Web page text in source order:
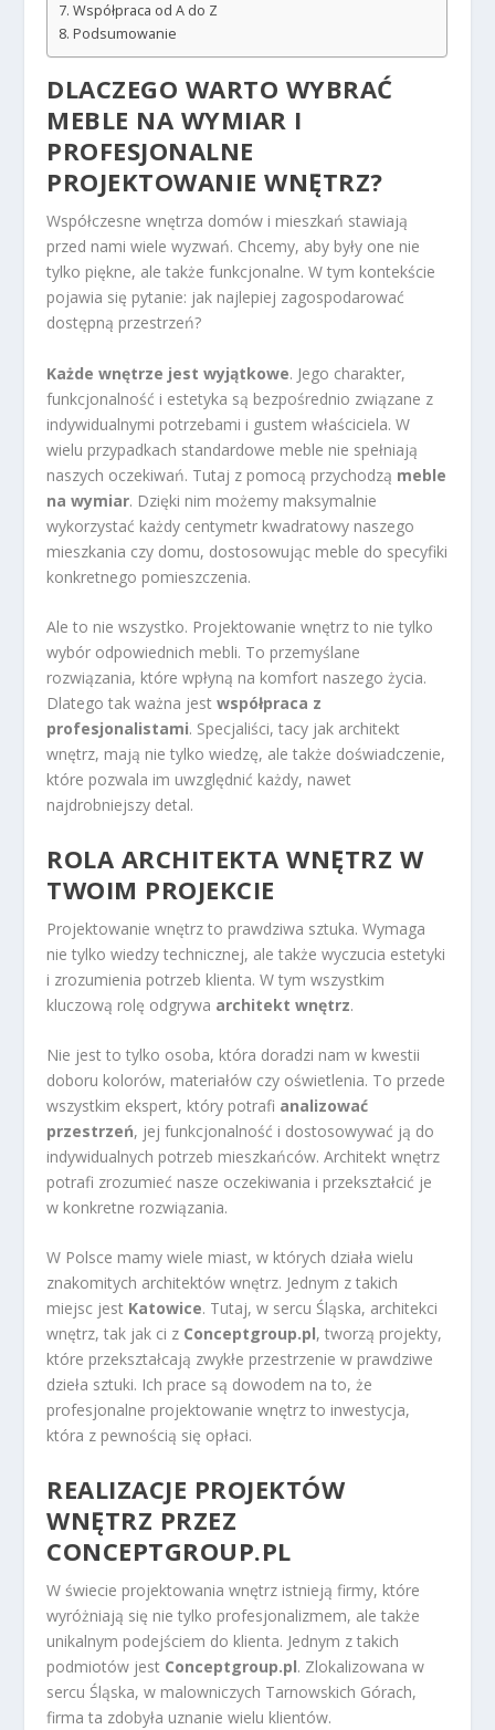
Współpraca od A do Z
Podsumowanie
DLACZEGO WARTO WYBRAĆ
MEBLE NA WYMIAR I
PROFESJONALNE
PROJEKTOWANIE WNĘTRZ?
Współczesne wnętrza domów i mieszkań stawiają
przed nami wiele wyzwań. Chcemy, aby były one nie
tylko piękne, ale także funkcjonalne. W tym kontekście
pojawia się pytanie: jak najlepiej zagospodarować
dostępną przestrzeń?
Każde wnętrze jest wyjątkowe. Jego charakter,
funkcjonalność i estetyka są bezpośrednio związane z
indywidualnymi potrzebami i gustem właściciela. W
wielu przypadkach standardowe meble nie spełniają
naszych oczekiwań. Tutaj z pomocą przychodzą meble
na wymiar. Dzięki nim możemy maksymalnie
wykorzystać każdy centymetr kwadratowy naszego
mieszkania czy domu, dostosowując meble do specyfiki
konkretnego pomieszczenia.
Ale to nie wszystko. Projektowanie wnętrz to nie tylko
wybór odpowiednich mebli. To przemyślane
rozwiązania, które wpłyną na komfort naszego życia.
Dlatego tak ważna jestwspółpraca z
profesjonalistami. Specjaliści, tacy jak architekt
wnętrz, mają nie tylko wiedzę, ale także doświadczenie,
które pozwala im uwzględnić każdy, nawet
najdrobniejszy detal.
ROLA ARCHITEKTA WNĘTRZ W
TWOIM PROJEKCIE
Projektowanie wnętrz to prawdziwa sztuka. Wymaga
nie tylko wiedzy technicznej, ale także wyczucia estetyki
i zrozumienia potrzeb klienta. W tym wszystkim
kluczową rolę odgrywa architekt wnętrz.
Nie jest to tylko osoba, która doradzi nam w kwestii
doboru kolorów, materiałów czy oświetlenia. To przede
wszystkim ekspert, który potrafi analizować
przestrzeń, jej funkcjonalność i dostosowywać ją do
indywidualnych potrzeb mieszkańców. Architekt wnętrz
potrafi zrozumieć nasze oczekiwania i przekształcić je
w konkretne rozwiązania.
W Polsce mamy wiele miast, w których działa wielu
znakomitych architektów wnętrz. Jednym z takich
miejsc jest Katowice. Tutaj, w sercu Śląska, architekci
wnętrz, tak jak ci z Conceptgroup.pl, tworzą projekty,
które przekształcają zwykłe przestrzenie w prawdziwe
dzieła sztuki. Ich prace są dowodem na to, że
profesjonalne projektowanie wnętrz to inwestycja,
która z pewnością się opłaci.
REALIZACJE PROJEKTÓW
WNĘTRZ PRZEZ
CONCEPTGROUP.PL
W świecie projektowania wnętrz istnieją firmy, które
wyróżniają się nie tylko profesjonalizmem, ale także
unikalnym podejściem do klienta. Jednym z takich
podmiotów jest Conceptgroup.pl. Zlokalizowana w
sercu Śląska, w malowniczych Tarnowskich Górach,
firma ta zdobyła uznanie wielu klientów.